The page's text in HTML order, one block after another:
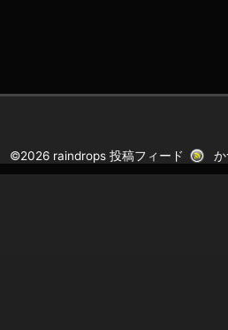
©2026 raindrops投稿フィード